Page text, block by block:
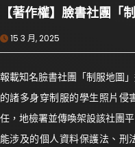
【著作權】臉書社團「
15 3 月, 2025
報載知名臉書社團「制服地圖
的諸多身穿制服的學生照片侵
任，地檢署並傳喚架設該社團
能涉及的個人資料保護法、刑